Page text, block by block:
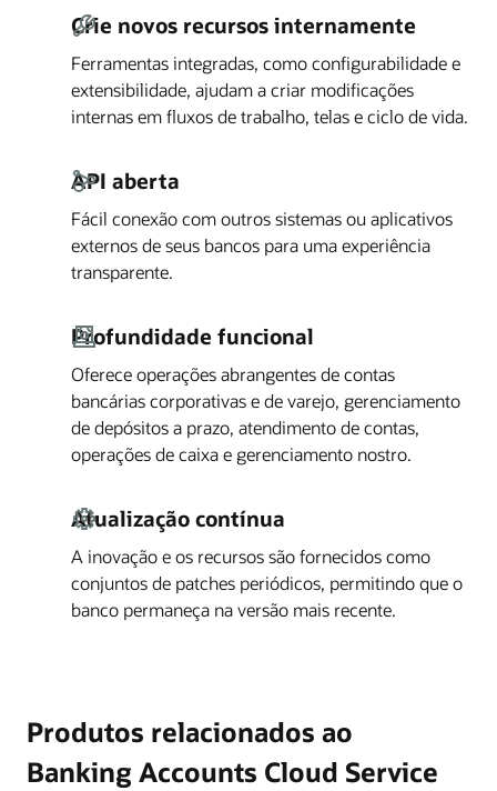
Crie novos recursos internamente
Ferramentas integradas, como configurabilidade e
extensibilidade, ajudam a criar modificações
internas em fluxos de trabalho, telas e ciclo de vida.
API aberta
Fácil conexão com outros sistemas ou aplicativos
externos de seus bancos para uma experiência
transparente.
Profundidade funcional
Oferece operações abrangentes de contas
bancárias corporativas e de varejo, gerenciamento
de depósitos a prazo, atendimento de contas,
operações de caixa e gerenciamento nostro.
Atualização contínua
A inovação e os recursos são fornecidos como
conjuntos de patches periódicos, permitindo que o
banco permaneça na versão mais recente.
Produtos relacionados ao
Banking Accounts Cloud Service